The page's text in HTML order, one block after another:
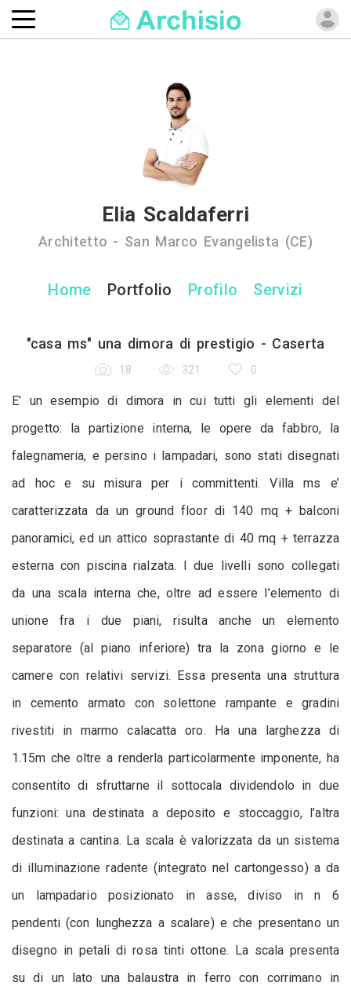
Elia Scaldaferri
Architetto - San Marco Evangelista (CE)
Home Portfolio Profilo Servizi
"casa ms" una dimora di prestigio - Caserta
18 321 0
E’ un esempio di dimora in cui tutti gli elementi del
progetto: la partizione interna, le opere da fabbro, la
falegnameria, e persino i lampadari, sono stati disegnati
ad hoc e su misura per i committenti. Villa ms e’
caratterizzata da un ground floor di 140 mq + balconi
panoramici, ed un attico soprastante di 40 mq + terrazza
esterna con piscina rialzata. I due livelli sono collegati
da una scala interna che, oltre ad essere l’elemento di
unione fra i due piani, risulta anche un elemento
separatore (al piano inferiore) tra la zona giorno e le
camere con relativi servizi. Essa presenta una struttura
in cemento armato con solettone rampante e gradini
rivestiti in marmo calacatta oro. Ha una larghezza di
1.15m che oltre a renderla particolarmente imponente, ha
consentito di sfruttarne il sottocala dividendolo in due
funzioni: una destinata a deposito e stoccaggio, l’altra
destinata a cantina. La scala è valorizzata da un sistema
di illuminazione radente (integrato nel cartongesso) a da
un lampadario posizionato in asse, diviso in n 6
pendenti (con lunghezza a scalare) e che presentano un
disegno in petali di rosa tinti ottone. La scala presenta
su di un lato una balaustra in ferro con corrimano in